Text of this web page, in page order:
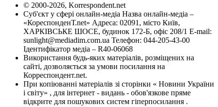
© 2000-2026, Korrespondent.net
Суб'єкт у сфері онлайн-медіа Назва онлайн-медіа –
«КореспонденТ.net» Адреса: 02091, місто Київ,
ХАРКІВСЬКЕ ШОСЕ, будинок 172-Б, офіс 208/1 E-mail:
sunlight@mediadim.com.ua Телефон: 044-205-43-00
Ідентифікатор медіа – R40-06068
Використання будь-яких матеріалів, розміщених на
сайті, дозволяється за умови посилання на
Корреспондент.net.
При копіюванні матеріалів зі сторінки « Новини України
і світу» , для інтернет - видань - обов'язкове пряме
відкрите для пошукових систем гіперпосилання .